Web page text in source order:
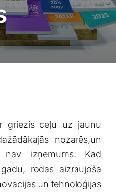
⁣griezis ceļu uz jaunu
‌nozarēs,un
nav ‍izņēmums. Kad‍
rodas aizraujoša
un tehnoloģijas